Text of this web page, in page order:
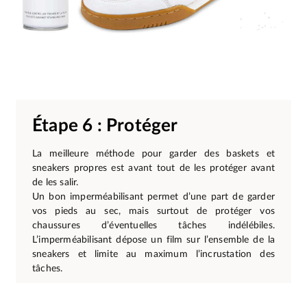
Étape 6 : Protéger
La meilleure méthode pour garder des baskets et
sneakers propres est avant tout de les protéger avant
de les salir.
Un bon imperméabilisant permet d’une part de garder
vos pieds au sec, mais surtout de protéger vos
chaussures d’éventuelles tâches indélébiles.
L’imperméabilisant dépose un film sur l’ensemble de la
sneakers et limite au maximum l’incrustation des
tâches.